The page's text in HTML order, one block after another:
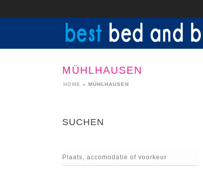
MÜHLHAUSEN
HOME » MÜHLHAUSEN
SUCHEN